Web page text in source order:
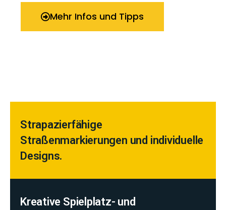
Mehr Infos und Tipps
Strapazierfähige
Straßenmarkierungen und individuelle
Designs.
Kreative Spielplatz- und